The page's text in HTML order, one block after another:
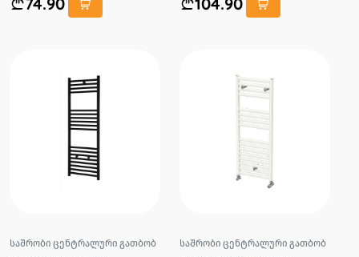
საშრობი ცენტრალური გათბობ
საშრობი ცენტრალური გათბობ